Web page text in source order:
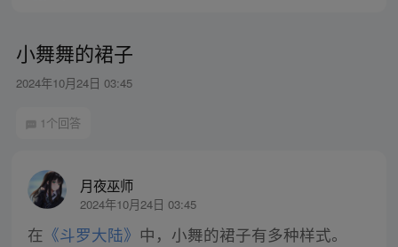
小舞舞的裙子
2024年10月24日 03:45
1个回答
月夜巫师
2024年10月24日 03:45
在 《斗罗大陆》 中，小舞的裙子有多种样式。